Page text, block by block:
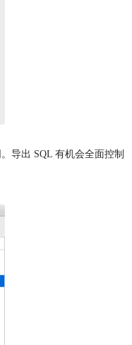
导出 SQL 有机会全面控制